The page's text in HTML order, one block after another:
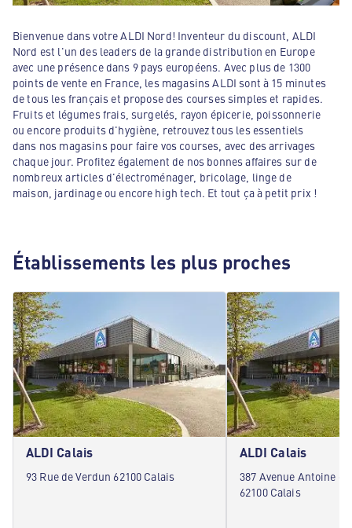
Bienvenue dans votre ALDI Nord! Inventeur du discount, ALDI
Nord est l'un des leaders de la grande distribution en Europe
avec une présence dans 9 pays européens. Avec plus de 1300
points de vente en France, les magasins ALDI sont à 15 minutes
de tous les français et propose des courses simples et rapides.
Fruits et légumes frais, surgelés, rayon épicerie, poissonnerie
ou encore produits d'hygiène, retrouvez tous les essentiels
dans nos magasins pour faire vos courses, avec des arrivages
chaque jour. Profitez également de nos bonnes affaires sur de
nombreux articles d'électroménager, bricolage, linge de
maison, jardinage ou encore high tech. Et tout ça à petit prix !
Établissements les plus proches
ALDI Calais
93 Rue de Verdun 62100 Calais
ALDI Calais
387 Avenue Antoine
62100 Calais